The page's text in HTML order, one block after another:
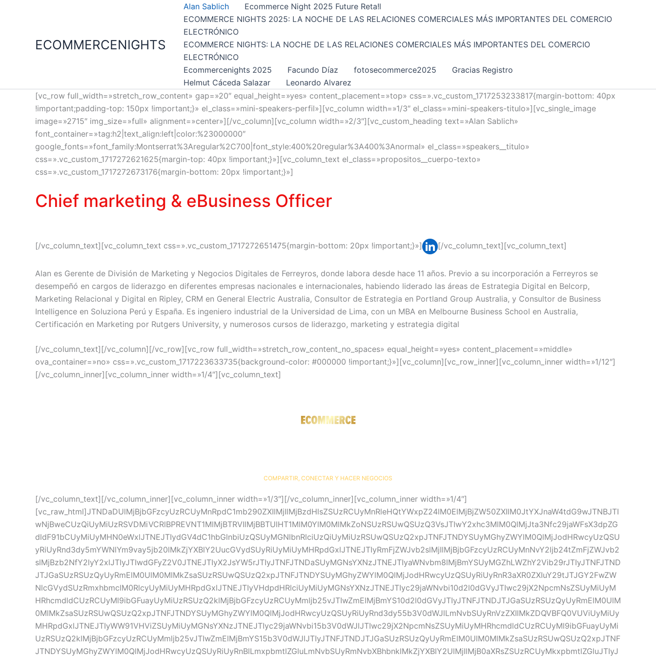
ECOMMERCENIGHTS
Alan Sablich
Ecommerce Night 2025 Future Reta!l
ECOMMERCE NIGHTS 2025: LA NOCHE DE LAS RELACIONES COMERCIALES MÁS IMPORTANTES DEL COMERCIO
ELECTRÓNICO
ECOMMERCE NIGHTS: LA NOCHE DE LAS RELACIONES COMERCIALES MÁS IMPORTANTES DEL COMERCIO
ELECTRÓNICO
Ecommercenights 2025
Facundo Díaz fotosecommerce2025
Gracias Registro
Helmut Cáceda Salazar
Leonardo Alvarez
[vc_row full_width=»stretch_row_content» gap=»20″ equal_height=»yes» content_placement=»top» css=».vc_custom_1717253233817{margin-bottom: 40px
!important;padding-top: 150px !important;}» el_class=»mini-speakers-perfil»][vc_column width=»1/3″ el_class=»mini-speakers-titulo»][vc_single_image
image=»2715″ img_size=»full» alignment=»center»][/vc_column][vc_column width=»2/3″][vc_custom_heading text=»Alan Sablich»
font_container=»tag:h2|text_align:left|color:%23000000″
google_fonts=»font_family:Montserrat%3Aregular%2C700|font_style:400%20regular%3A400%3Anormal» el_class=»speakers__titulo»
css=».vc_custom_1717272621625{margin-top: 40px !important;}»][vc_column_text el_class=»propositos__cuerpo-texto»
css=».vc_custom_1717272673176{margin-bottom: 20px !important;}»]
Chief marketing & eBusiness Officer
[/vc_column_text][vc_column_text css=».vc_custom_1717272651475{margin-bottom: 20px !important;}»] [/vc_column_text][vc_column_text]
Alan es Gerente de División de Marketing y Negocios Digitales de Ferreyros, donde labora desde hace 11 años. Previo a su incorporación a Ferreyros se
desempeñó en cargos de liderazgo en diferentes empresas nacionales e internacionales, habiendo liderado las áreas de Estrategia Digital en Belcorp,
Marketing Relacional y Digital en Ripley, CRM en General Electric Australia, Consultor de Estrategia en Portland Group Australia, y Consultor de Business
Intelligence en Soluziona Perú y España. Es ingeniero industrial de la Universidad de Lima, con un MBA en Melbourne Business School en Australia,
Certificación en Marketing por Rutgers University, y numerosos cursos de liderazgo, marketing y estrategia digital
[/vc_column_text][/vc_column][/vc_row][vc_row full_width=»stretch_row_content_no_spaces» equal_height=»yes» content_placement=»middle»
ova_container=»no» css=».vc_custom_1717223633735{background-color: #000000 !important;}»][vc_column][vc_row_inner][vc_column_inner width=»1/12″]
[/vc_column_inner][vc_column_inner width=»1/4″][vc_column_text]
COMPARTIR, CONECTAR Y HACER NEGOCIOS
[/vc_column_text][/vc_column_inner][vc_column_inner width=»1/3″][/vc_column_inner][vc_column_inner width=»1/4″]
[vc_raw_html]JTNDaDUlMjBjbGFzcyUzRCUyMnRpdC1mb290ZXIlMjIlMjBzdHlsZSUzRCUyMnRleHQtYWxpZ24lM0ElMjBjZW50ZXIlM0JtYXJnaW4tdG9wJTNBJTI
wNjBweCUzQiUyMiUzRSVDMiVCRlBPREVNT1MlMjBTRVIlMjBBTUlHT1MlM0YlM0MlMkZoNSUzRSUwQSUzQ3VsJTIwY2xhc3MlM0QlMjJta3Nfc29jaWFsX3dpZG
dldF91bCUyMiUyMHN0eWxlJTNEJTIydGV4dC1hbGlnbiUzQSUyMGNlbnRlciUzQiUyMiUzRSUwQSUzQ2xpJTNFJTNDYSUyMGhyZWYlM0QlMjJodHRwcyUzQSU
yRiUyRnd3dy5mYWNlYm9vay5jb20lMkZjYXBlY2UucGVydSUyRiUyMiUyMHRpdGxlJTNEJTIyRmFjZWJvb2slMjIlMjBjbGFzcyUzRCUyMnNvY2ljb24tZmFjZWJvb2
slMjBzb2NfY2lyY2xlJTIyJTIwdGFyZ2V0JTNEJTIyX2JsYW5rJTIyJTNFJTNDaSUyMGNsYXNzJTNEJTIyaWNvbm8lMjBmYSUyMGZhLWZhY2Vib29rJTIyJTNFJTND
JTJGaSUzRSUzQyUyRmElM0UlM0MlMkZsaSUzRSUwQSUzQ2xpJTNFJTNDYSUyMGhyZWYlM0QlMjJodHRwcyUzQSUyRiUyRnR3aXR0ZXIuY29tJTJGY2FwZW
NlcGVydSUzRmxhbmclM0RlcyUyMiUyMHRpdGxlJTNEJTIyVHdpdHRlciUyMiUyMGNsYXNzJTNEJTIyc29jaWNvbi10d2l0dGVyJTIwc29jX2NpcmNsZSUyMiUyM
HRhcmdldCUzRCUyMl9ibGFuayUyMiUzRSUzQ2klMjBjbGFzcyUzRCUyMmljb25vJTIwZmElMjBmYS10d2l0dGVyJTIyJTNFJTNDJTJGaSUzRSUzQyUyRmElM0UlM
0MlMkZsaSUzRSUwQSUzQ2xpJTNFJTNDYSUyMGhyZWYlM0QlMjJodHRwcyUzQSUyRiUyRnd3dy55b3V0dWJlLmNvbSUyRnVzZXIlMkZDQVBFQ0VUViUyMiUy
MHRpdGxlJTNEJTIyWW91VHViZSUyMiUyMGNsYXNzJTNEJTIyc29jaWNvbi15b3V0dWJlJTIwc29jX2NpcmNsZSUyMiUyMHRhcmdldCUzRCUyMl9ibGFuayUyMi
UzRSUzQ2klMjBjbGFzcyUzRCUyMmljb25vJTIwZmElMjBmYS15b3V0dWJlJTIyJTNFJTNDJTJGaSUzRSUzQyUyRmElM0UlM0MlMkZsaSUzRSUwQSUzQ2xpJTNF
JTNDYSUyMGhyZWYlM0QlMjJodHRwcyUzQSUyRiUyRnBlLmxpbmtlZGluLmNvbSUyRmNvbXBhbnklMkZjYXBlY2UlMjIlMjB0aXRsZSUzRCUyMkxpbmtlZGluJTIyJ